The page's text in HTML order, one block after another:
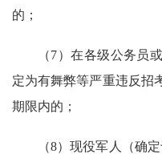
的；
（7）在各级公务员
定为有舞弊等严重违反招
期限内的；
（8）现役军人（确